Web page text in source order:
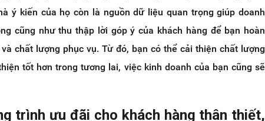
ý kiến của họ còn là nguồn dữ liệu quan trọng giúp doanh
cũng như thu thập lời góp ý của khách hàng để bạn hoàn
chất lượng phục vụ. Từ đó, bạn có thể cải thiện chất lượng
tốt hơn trong tương lai, việc kinh doanh của bạn cũng sẽ
trình ưu đãi cho khách hàng thân thiết,